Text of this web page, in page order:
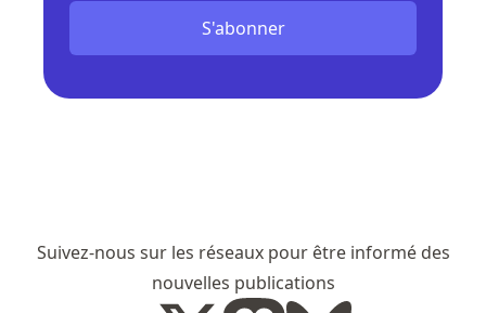
S'abonner
Suivez-nous sur les réseaux pour être informé des
nouvelles publications